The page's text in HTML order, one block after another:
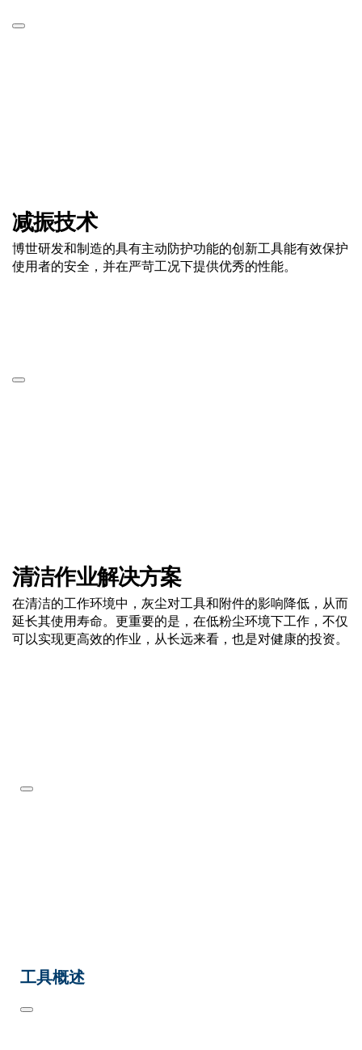
减振技术
博世研发和制造的具有主动防护功能的创新工具能有效保护
使用者的安全，并在严苛工况下提供优秀的性能。
清洁作业解决方案
在清洁的工作环境中，灰尘对工具和附件的影响降低，从而
延长其使用寿命。更重要的是，在低粉尘环境下工作，不仅
可以实现更高效的作业，从长远来看，也是对健康的投资。
工具概述